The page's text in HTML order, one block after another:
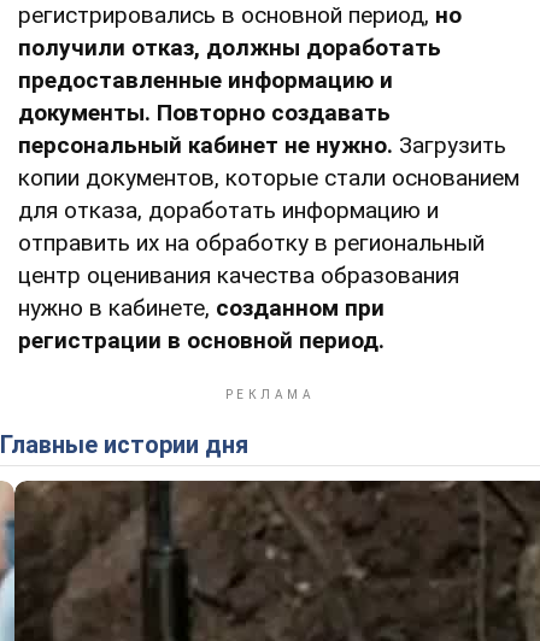
регистрировались в основной период, но
получили отказ, должны доработать
предоставленные информацию и
документы. Повторно создавать
персональный кабинет не нужно. Загрузить
копии документов, которые стали основанием
для отказа, доработать информацию и
отправить их на обработку в региональный
центр оценивания качества образования
нужно в кабинете, созданном при
регистрации в основной период.
Главные истории дня